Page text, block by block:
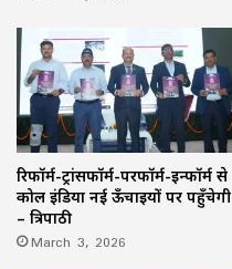
रिफॉर्म-ट्रांसफॉर्म-परफॉर्म-इन्फॉर्म से
कोल इंडिया नई ऊँचाइयों पर पहुँचेगी
– त्रिपाठी
March 3, 2026